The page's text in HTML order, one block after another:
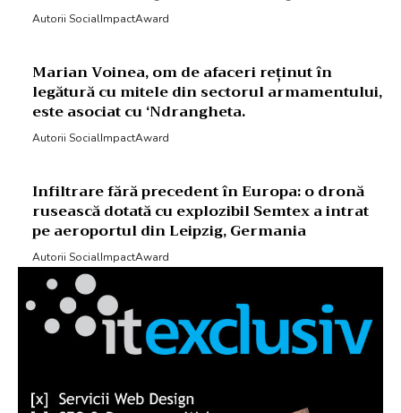
Autorii SocialImpactAward
Marian Voinea, om de afaceri reținut în
legătură cu mitele din sectorul armamentului,
este asociat cu ‘Ndrangheta.
Autorii SocialImpactAward
Infiltrare fără precedent în Europa: o dronă
rusească dotată cu explozibil Semtex a intrat
pe aeroportul din Leipzig, Germania
Autorii SocialImpactAward